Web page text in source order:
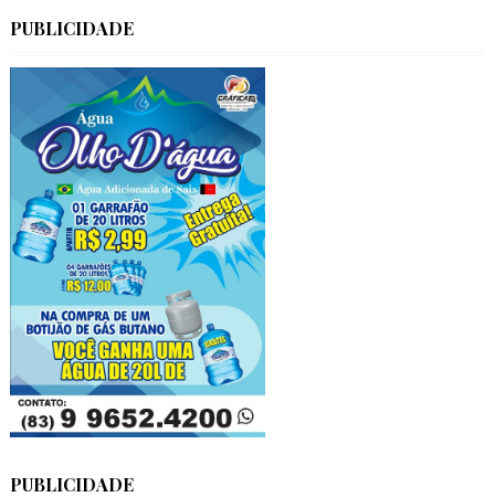
PUBLICIDADE
PUBLICIDADE